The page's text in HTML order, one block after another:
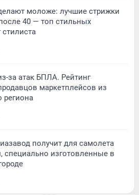
моложе: лучшие стрижки
40 — топ стильных
стилиста
за атак БПЛА. Рейтинг
маркетплейсов из
региона
получит для самолета
специально изготовленные в